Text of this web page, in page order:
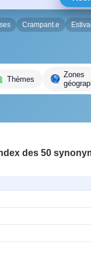
Crampant.e
Thèmes
Zones
des 50